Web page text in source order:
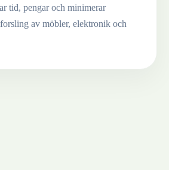
tid, pengar och minimerar
av möbler, elektronik och